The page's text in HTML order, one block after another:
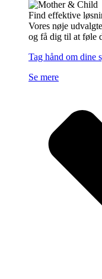
Find effektive
Vores nøje
og få dig til at føle
Tag hånd om dine
Se mere